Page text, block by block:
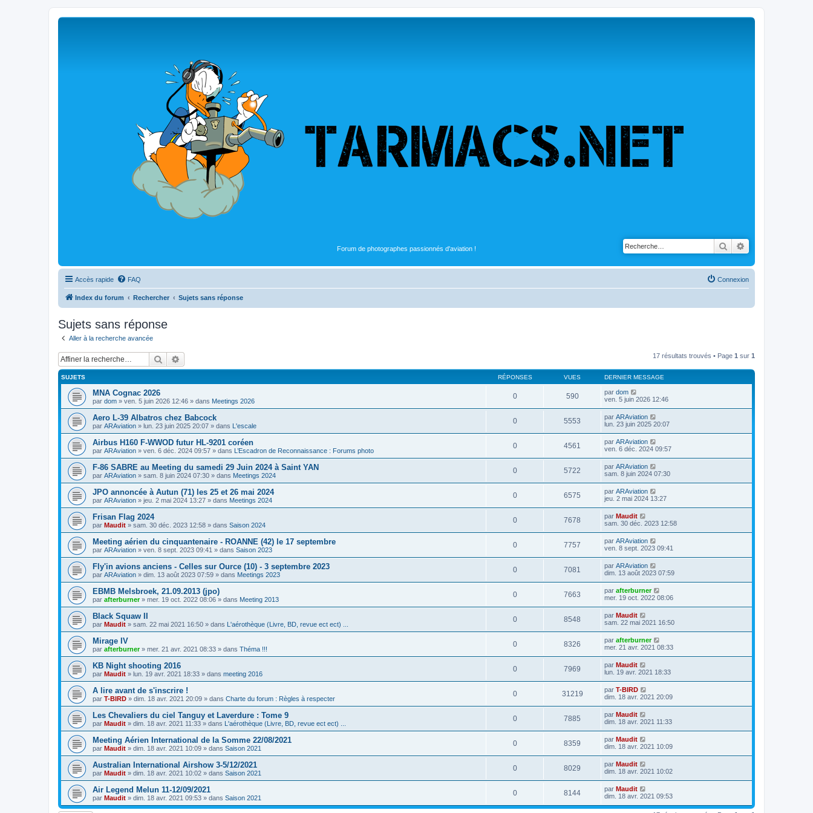
Forum de photographes passionnés d'aviation ! Rechercher
Accès rapide FAQ Connexion
Index du forum Rechercher Sujets sans réponse
Sujets sans réponse
Aller à la recherche avancée
Rechercher 17 résultats trouvés • Page 1 sur 1
SUJETS RÉPONSES VUES DERNIER MESSAGE
MNA Cognac 2026
par dom » ven. 5 juin 2026 12:46 » dans Meetings 2026
0 590 par dom
ven. 5 juin 2026 12:46
Aero L-39 Albatros chez Babcock
par ARAviation » lun. 23 juin 2025 20:07 » dans L'escale
0 5553 par ARAviation
lun. 23 juin 2025 20:07
Airbus H160 F-WWOD futur HL-9201 coréen
par ARAviation » ven. 6 déc. 2024 09:57 » dans L’Escadron de Reconnaissance : Forums photo
0 4561 par ARAviation
ven. 6 déc. 2024 09:57
F-86 SABRE au Meeting du samedi 29 Juin 2024 à Saint YAN
par ARAviation » sam. 8 juin 2024 07:30 » dans Meetings 2024
0 5722 par ARAviation
sam. 8 juin 2024 07:30
JPO annoncée à Autun (71) les 25 et 26 mai 2024
par ARAviation » jeu. 2 mai 2024 13:27 » dans Meetings 2024
0 6575 par ARAviation
jeu. 2 mai 2024 13:27
Frisan Flag 2024
par Maudit » sam. 30 déc. 2023 12:58 » dans Saison 2024
0 7678 par Maudit
sam. 30 déc. 2023 12:58
Meeting aérien du cinquantenaire - ROANNE (42) le 17 septembre
par ARAviation » ven. 8 sept. 2023 09:41 » dans Saison 2023
0 7757 par ARAviation
ven. 8 sept. 2023 09:41
Fly'in avions anciens - Celles sur Ource (10) - 3 septembre 2023
par ARAviation » dim. 13 août 2023 07:59 » dans Meetings 2023
0 7081 par ARAviation
dim. 13 août 2023 07:59
EBMB Melsbroek, 21.09.2013 (jpo)
par afterburner» mer. 19 oct. 2022 08:06 » dans Meeting 2013
0 7663 par afterburner
mer. 19 oct. 2022 08:06
Black Squaw II
par Maudit » sam. 22 mai 2021 16:50 » dans L'aérothèque (Livre, BD, revue ect ect) ...
0 8548 par Maudit
sam. 22 mai 2021 16:50
Mirage IV
par afterburner» mer. 21 avr. 2021 08:33 » dans Théma !!!
0 8326 par afterburner
mer. 21 avr. 2021 08:33
KB Night shooting 2016
par Maudit » lun. 19 avr. 2021 18:33 » dans meeting 2016
0 7969 par Maudit
lun. 19 avr. 2021 18:33
A lire avant de s'inscrire !
par T-BIRD » dim. 18 avr. 2021 20:09 » dans Charte du forum : Règles à respecter
0 31219 par T-BIRD
dim. 18 avr. 2021 20:09
Les Chevaliers du ciel Tanguy et Laverdure : Tome 9
par Maudit » dim. 18 avr. 2021 11:33 » dans L'aérothèque (Livre, BD, revue ect ect) ...
0 7885 par Maudit
dim. 18 avr. 2021 11:33
Meeting Aérien International de la Somme 22/08/2021
par Maudit » dim. 18 avr. 2021 10:09 » dans Saison 2021
0 8359 par Maudit
dim. 18 avr. 2021 10:09
Australian International Airshow 3-5/12/2021
par Maudit » dim. 18 avr. 2021 10:02 » dans Saison 2021
0 8029 par Maudit
dim. 18 avr. 2021 10:02
Air Legend Melun 11-12/09/2021
par Maudit » dim. 18 avr. 2021 09:53 » dans Saison 2021
0 8144 par Maudit
dim. 18 avr. 2021 09:53